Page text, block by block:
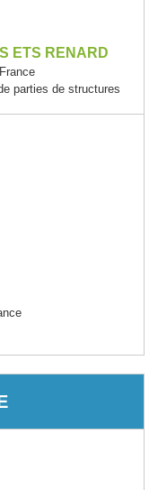
ETS RENARD
parties de structures